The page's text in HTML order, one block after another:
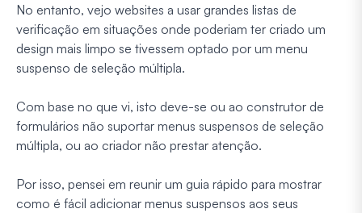
No entanto, vejo websites a usar grandes listas de
verificação em situações onde poderiam ter criado um
design mais limpo se tivessem optado por um menu
suspenso de seleção múltipla.
Com base no que vi, isto deve-se ou ao construtor de
formulários não suportar menus suspensos de seleção
múltipla, ou ao criador não prestar atenção.
Por isso, pensei em reunir um guia rápido para mostrar
como é fácil adicionar menus suspensos aos seus